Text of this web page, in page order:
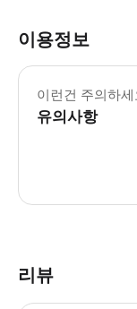
이용정보
이런건 주의하세
유의사항
리뷰